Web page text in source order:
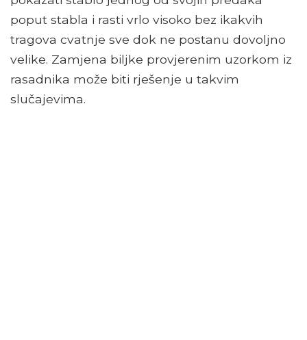
poput stabla i rasti vrlo visoko bez ikakvih
tragova cvatnje sve dok ne postanu dovoljno
velike. Zamjena biljke provjerenim uzorkom iz
rasadnika može biti rješenje u takvim
slučajevima.